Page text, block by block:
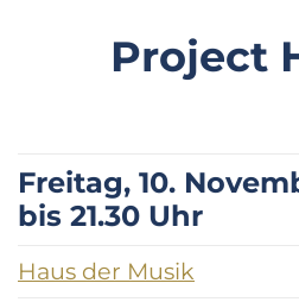
Project
Freitag, 10.
bis 21.30 Uhr
Haus der Musik